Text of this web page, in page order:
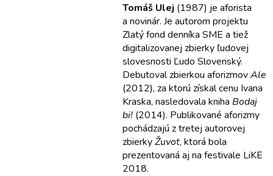
Tomáš Ulej (1987) je aforista
a novinár. Je autorom projektu
Zlatý fond denníka SME a tiež
digitalizovanej zbierky ľudovej
slovesnosti Ľudo Slovenský.
Debutoval zbierkou aforizmovAle
(2012), za ktorú získal cenu Ivana
Kraska, nasledovala kniha Bodaj
bi!(2014). Publikované aforizmy
pochádzajú z tretej autorovej
zbierkyŽuvot, ktorá bola
prezentovaná aj na festivale LiKE
2018.